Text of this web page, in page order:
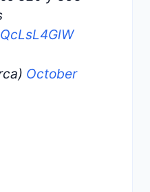
October